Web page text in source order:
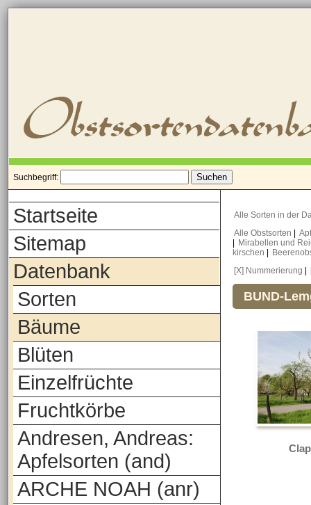
Suchbegriff:
Startseite
Sitemap
Datenbank
Sorten
Bäume
Blüten
Einzelfrüchte
Fruchtkörbe
Andresen, Andreas:
Apfelsorten (and)
ARCHE NOAH (anr)
Alle Sorten in der
Alle Obstsorten
Mirabellen und
kirschen
[X] Nummerierung
BUND-